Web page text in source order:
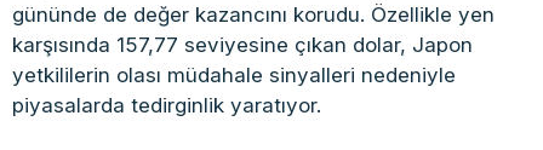
gününde de değer kazancını korudu. Özellikle yen
karşısında 157,77 seviyesine çıkan dolar, Japon
yetkililerin olası müdahale sinyalleri nedeniyle
piyasalarda tedirginlik yaratıyor.